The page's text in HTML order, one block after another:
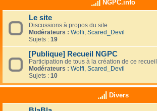
NGPC.info
Le site
Discussions à propos du site
Modérateurs : Wolfi, Scared_Devil
Sujets : 19
[Publique] Recueil NGPC
Participation de tous à la création de ce recueil
Modérateurs : Wolfi, Scared_Devil
Sujets : 10
Divers